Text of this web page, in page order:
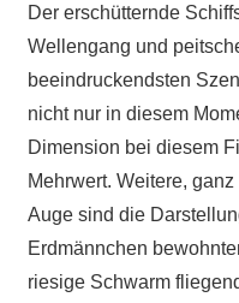
Der erschütternde
Wellengang und
beeindruckendsten
nicht nur in diesem
Dimension bei diesem
Mehrwert. Weitere,
Auge sind die
Erdmännchen
riesige Schwarm